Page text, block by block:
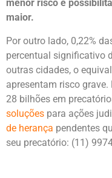
menor risco e
maior.
Por outro lado, 0,22%
percentual significativo
outras cidades, o
apresentam risco grave.
28 bilhões em
soluções para ações
de herança pendentes
seu precatório: (11)